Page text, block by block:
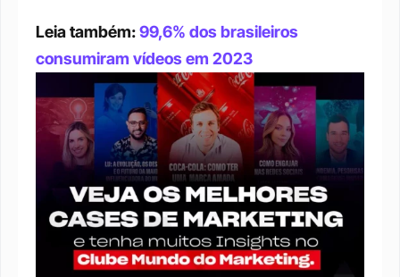
Leia também: 99,6% dos brasileiros
consumiram vídeos em 2023